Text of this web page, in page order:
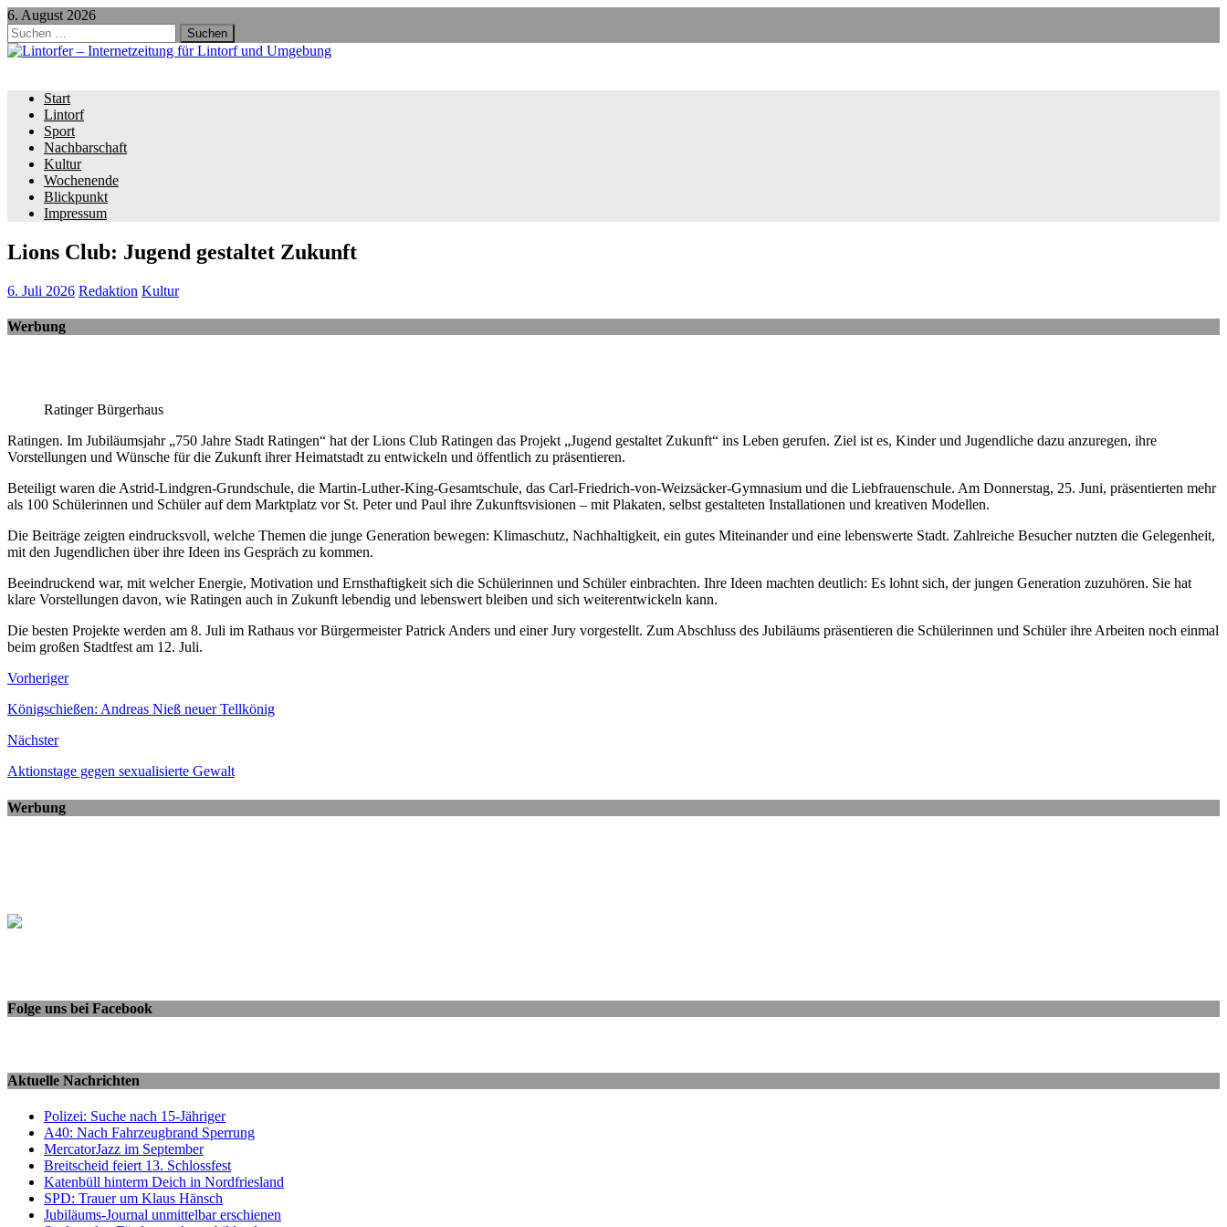
6. August 2026
Suchen
nach:
Start
Lintorf
Sport
Nachbarschaft
Kultur
Wochenende
Blickpunkt
Impressum
Lions Club: Jugend gestaltet Zukunft
6. Juli 2026 Redaktion Kultur
Werbung
Ratinger Bürgerhaus
Ratingen. Im Jubiläumsjahr „750 Jahre Stadt Ratingen“ hat der Lions Club Ratingen das Projekt „Jugend gestaltet Zukunft“ ins Leben gerufen. Ziel ist es, Kinder und Jugendliche dazu anzuregen, ihre
Vorstellungen und Wünsche für die Zukunft ihrer Heimatstadt zu entwickeln und öffentlich zu präsentieren.
Beteiligt waren die Astrid-Lindgren-Grundschule, die Martin-Luther-King-Gesamtschule, das Carl-Friedrich-von-Weizsäcker-Gymnasium und die Liebfrauenschule. Am Donnerstag, 25. Juni, präsentierten mehr
als 100 Schülerinnen und Schüler auf dem Marktplatz vor St. Peter und Paul ihre Zukunftsvisionen – mit Plakaten, selbst gestalteten Installationen und kreativen Modellen.
Die Beiträge zeigten eindrucksvoll, welche Themen die junge Generation bewegen: Klimaschutz, Nachhaltigkeit, ein gutes Miteinander und eine lebenswerte Stadt. Zahlreiche Besucher nutzten die Gelegenheit,
mit den Jugendlichen über ihre Ideen ins Gespräch zu kommen.
Beeindruckend war, mit welcher Energie, Motivation und Ernsthaftigkeit sich die Schülerinnen und Schüler einbrachten. Ihre Ideen machten deutlich: Es lohnt sich, der jungen Generation zuzuhören. Sie hat
klare Vorstellungen davon, wie Ratingen auch in Zukunft lebendig und lebenswert bleiben und sich weiterentwickeln kann.
Die besten Projekte werden am 8. Juli im Rathaus vor Bürgermeister Patrick Anders und einer Jury vorgestellt. Zum Abschluss des Jubiläums präsentieren die Schülerinnen und Schüler ihre Arbeiten noch einmal
beim großen Stadtfest am 12. Juli.
Vorheriger
Königschießen: Andreas Nieß neuer Tellkönig
Nächster
Aktionstage gegen sexualisierte Gewalt
Werbung
Folge uns bei Facebook
Aktuelle Nachrichten
Polizei: Suche nach 15-Jähriger
A40: Nach Fahrzeugbrand Sperrung
MercatorJazz im September
Breitscheid feiert 13. Schlossfest
Katenbüll hinterm Deich in Nordfriesland
SPD: Trauer um Klaus Hänsch
Jubiläums-Journal unmittelbar erschienen